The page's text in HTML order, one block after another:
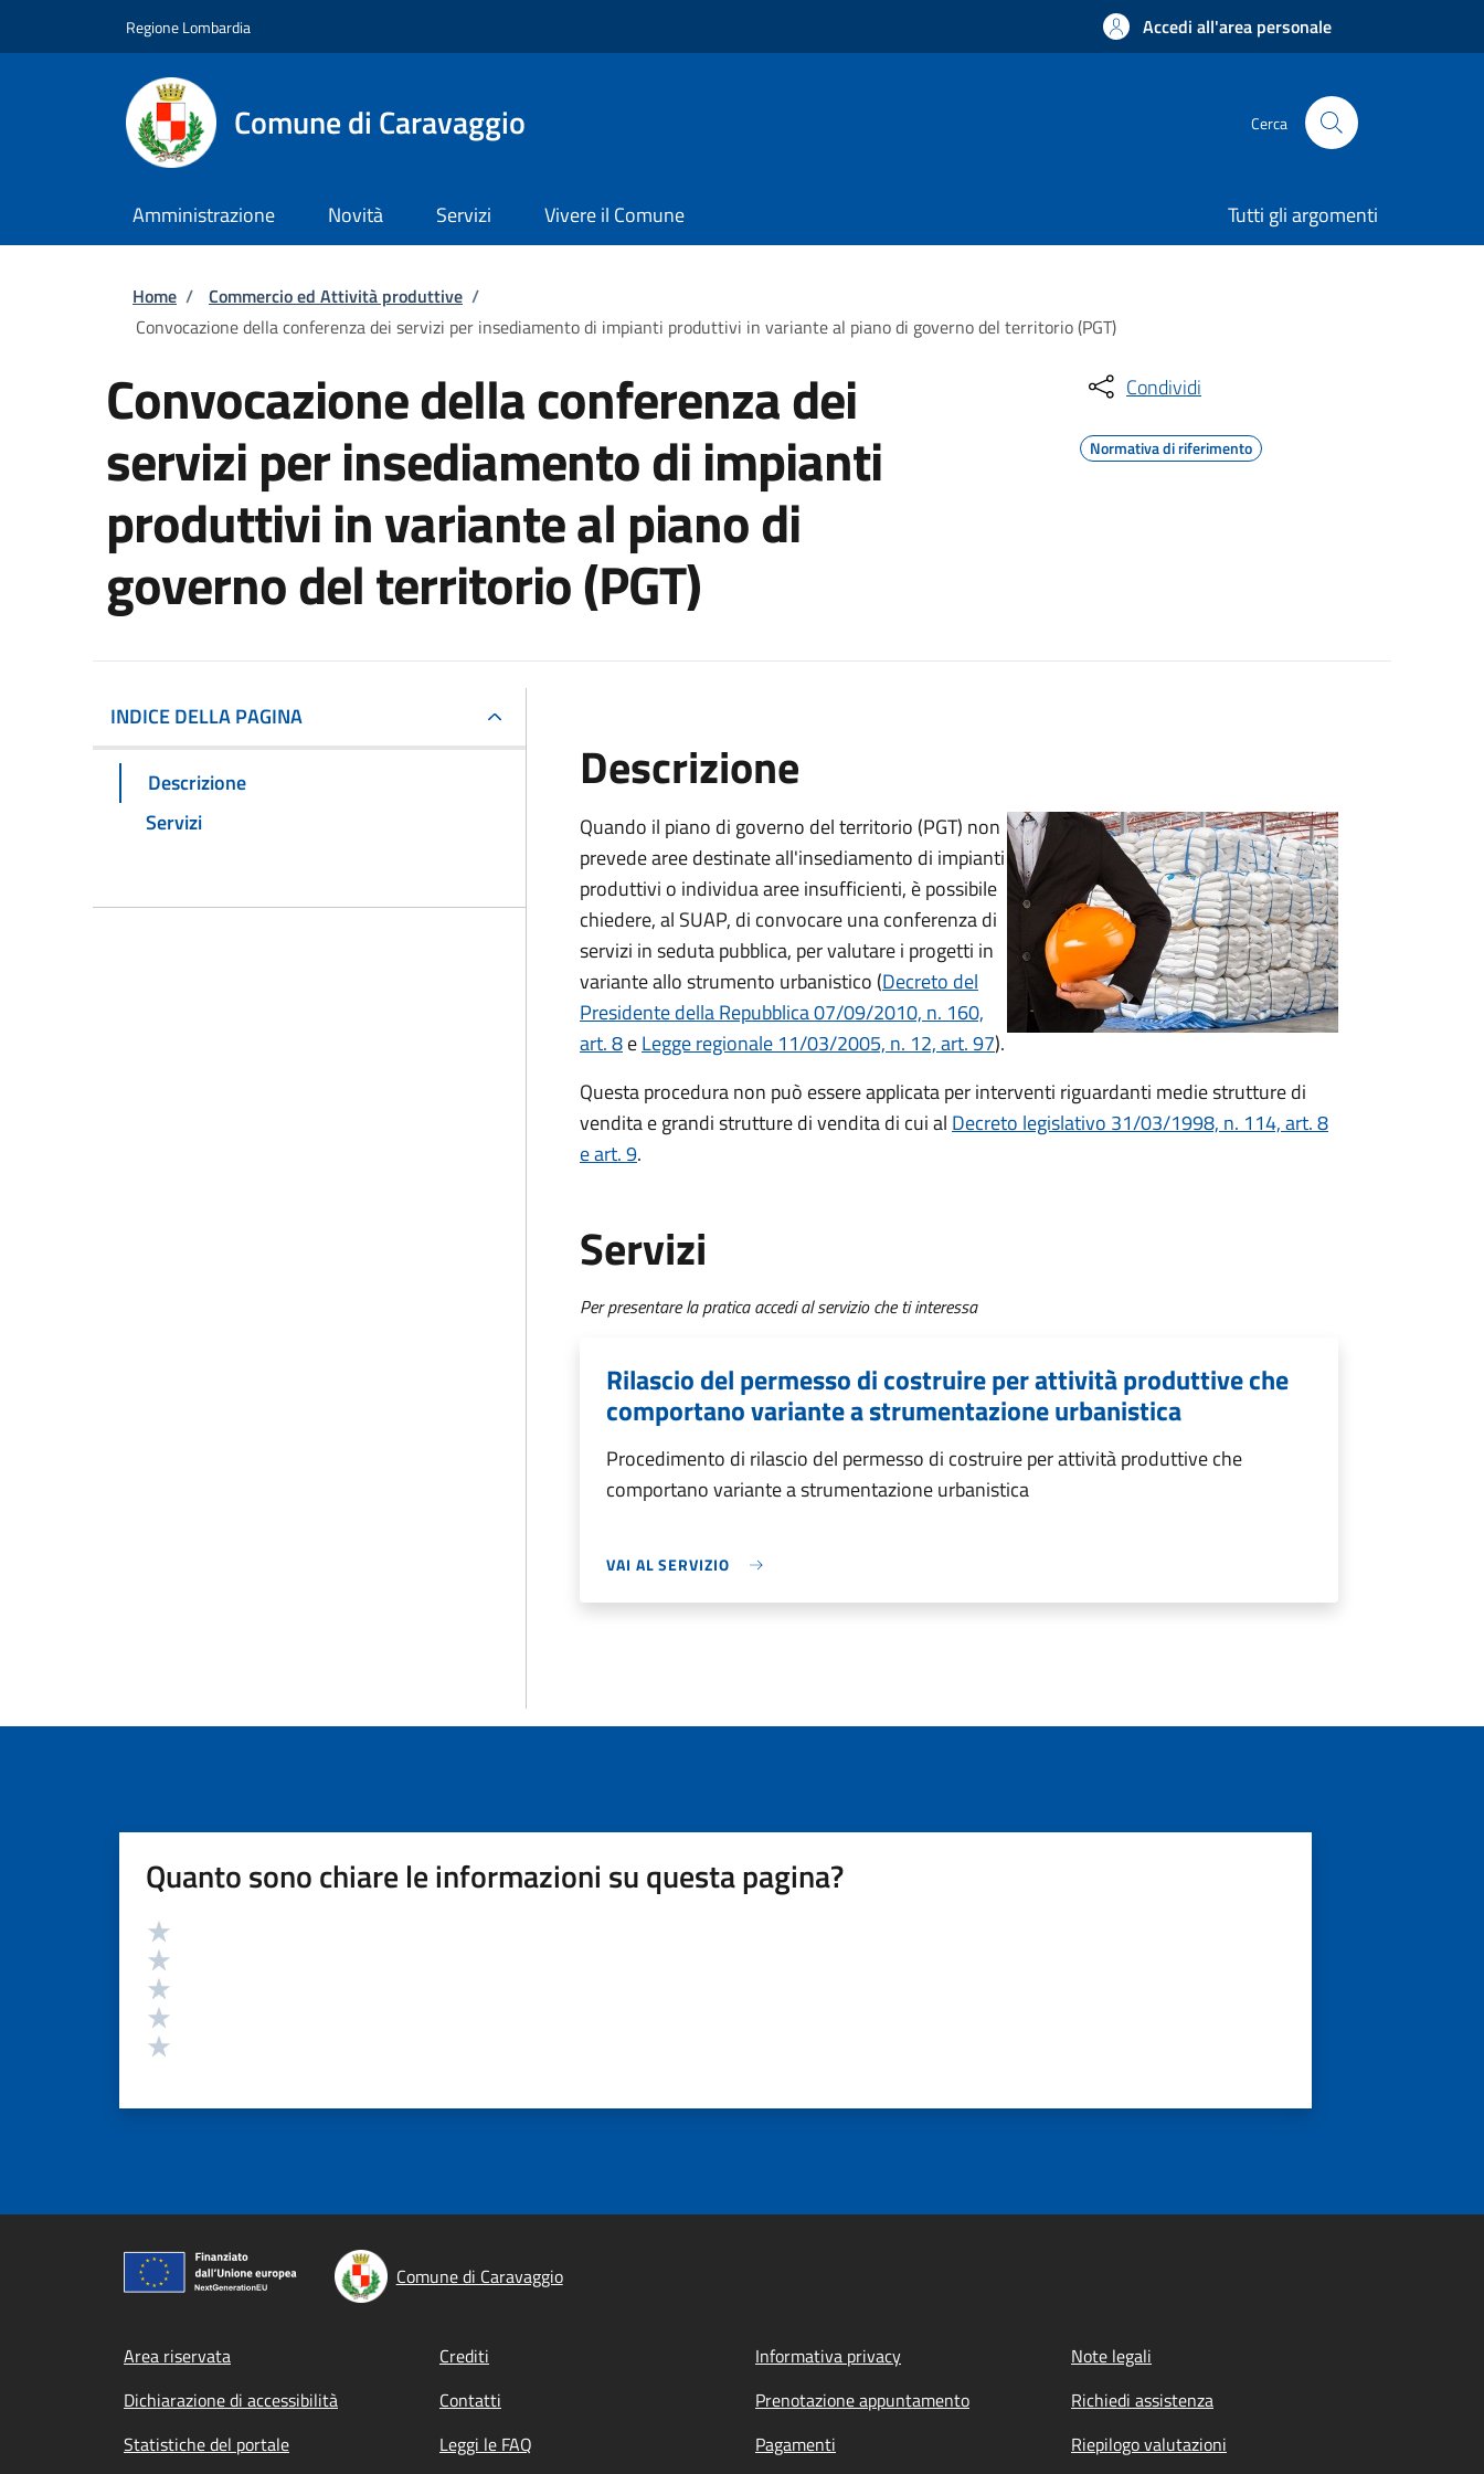
Regione Lombardia Accedi all'area personale
Comune di Caravaggio Cerca
Amministrazione Novità Servizi Vivere il Comune Tutti gli argomenti
Briciole di pane
Home / Commercio ed Attività produttive /
Convocazione della conferenza dei servizi per insediamento di impianti produttivi in variante al piano di governo del territorio (PGT)
Convocazione della conferenza dei
servizi per insediamento di impianti
produttivi in variante al piano di
governo del territorio (PGT)
Condividi
Normativa di riferimento
INDICE DELLA PAGINA
Descrizione
Servizi
Descrizione
Quando il piano di governo del territorio (PGT) non
prevede aree destinate all'insediamento di impianti
produttivi o individua aree insufficienti, è possibile
chiedere, al SUAP, di convocare una conferenza di
servizi in seduta pubblica, per valutare i progetti in
variante allo strumento urbanistico (Decreto del
Presidente della Repubblica 07/09/2010, n. 160,
art. 8eLegge regionale 11/03/2005, n. 12, art. 97).
Questa procedura non può essere applicata per interventi riguardanti medie strutture di
vendita e grandi strutture di vendita di cui al Decreto legislativo 31/03/1998, n. 114, art. 8
e art. 9.
Servizi
Per presentare la pratica accedi al servizio che ti interessa
Rilascio del permesso di costruire per attività produttive che
comportano variante a strumentazione urbanistica
Procedimento di rilascio del permesso di costruire per attività produttive che
comportano variante a strumentazione urbanistica
VAI AL SERVIZIO
Quanto sono chiare le informazioni su questa pagina?
Valutazione
Comune di Caravaggio
Footer menu
Area riservata Crediti Informativa privacy
Note legali
Dichiarazione di accessibilità
Contatti Prenotazione appuntamento
Richiedi assistenza
Statistiche del portale
Leggi le FAQ Pagamenti Riepilogo valutazioni